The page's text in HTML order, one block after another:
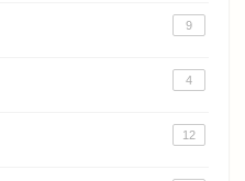
9
4
12